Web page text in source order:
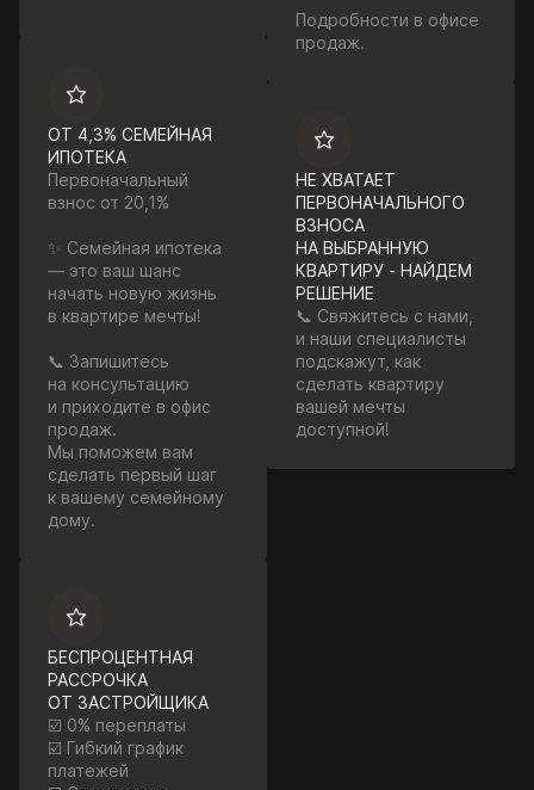
ОТ 4,3% СЕМЕЙНАЯ
ИПОТЕКА
Первоначальный
взнос от 20,1%
✨ Семейная ипотека
— это ваш шанс
начать новую жизнь
в квартире мечты!
📞 Запишитесь
на консультацию
и приходите в офис
продаж.
Мы поможем вам
сделать первый шаг
к вашему семейному
дому.
БЕСПРОЦЕНТНАЯ
РАССРОЧКА
ОТ ЗАСТРОЙЩИКА
☑️ 0% переплаты
☑️ Гибкий график
платежей
Подробности в офисе
продаж.
НЕ ХВАТАЕТ
ПЕРВОНАЧАЛЬНОГО
ВЗНОСА
НА ВЫБРАННУЮ
КВАРТИРУ - НАЙДЕМ
РЕШЕНИЕ
📞 Свяжитесь с нами,
и наши специалисты
подскажут, как
сделать квартиру
вашей мечты
доступной!